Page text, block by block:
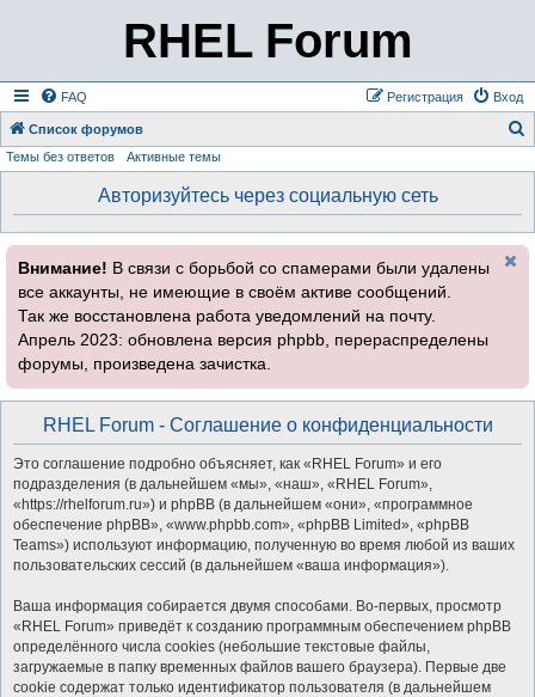
RHEL Forum
FAQ Вход
Регистрация
Список форумов
Темы без ответов Активные темы
Авторизуйтесь через социальную сеть
Внимание! В связи с борьбой со спамерами были удалены
все аккаунты, не имеющие в своём активе сообщений.
Так же восстановлена работа уведомлений на почту.
Апрель 2023: обновлена версия phpbb, перераспределены
форумы, произведена зачистка.
RHEL Forum - Соглашение о конфиденциальности
Это соглашение подробно объясняет, как «RHEL Forum» и его
подразделения (в дальнейшем «мы», «наш», «RHEL Forum»,
«https://rhelforum.ru») и phpBB (в дальнейшем «они», «программное
обеспечение phpBB», «www.phpbb.com», «phpBB Limited», «phpBB
Teams») используют информацию, полученную во время любой из ваших
пользовательских сессий (в дальнейшем «ваша информация»).
Ваша информация собирается двумя способами. Во-первых, просмотр
«RHEL Forum» приведёт к созданию программным обеспечением phpBB
определённого числа cookies (небольшие текстовые файлы,
загружаемые в папку временных файлов вашего браузера). Первые две
cookie содержат только идентификатор пользователя (в дальнейшем